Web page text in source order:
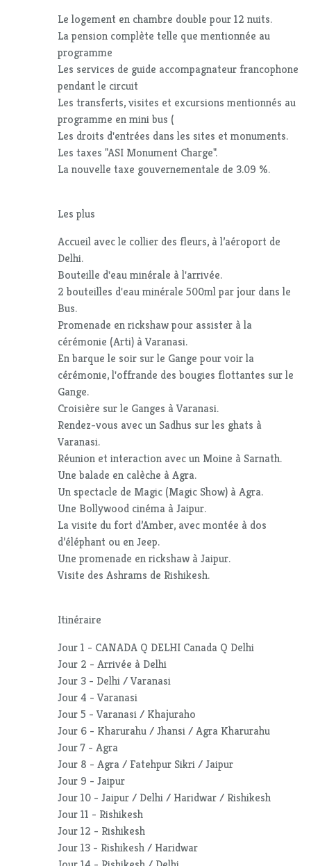
Le logement en chambre double pour 12 nuits.
La pension complète telle que mentionnée au
programme
Les services de guide accompagnateur francophone
pendant le circuit
Les transferts, visites et excursions mentionnés au
programme en mini bus (
Les droits d'entrées dans les sites et monuments.
Les taxes "ASI Monument Charge".
La nouvelle taxe gouvernementale de 3.09 %.
Les plus
Accueil avec le collier des fleurs, à l’aéroport de
Delhi.
Bouteille d'eau minérale à l'arrivée.
2 bouteilles d'eau minérale 500ml par jour dans le
Bus.
Promenade en rickshaw pour assister à la
cérémonie (Arti) à Varanasi.
En barque le soir sur le Gange pour voir la
cérémonie, l'offrande des bougies flottantes sur le
Gange.
Croisière sur le Ganges à Varanasi.
Rendez-vous avec un Sadhus sur les ghats à
Varanasi.
Réunion et interaction avec un Moine à Sarnath.
Une balade en calèche à Agra.
Un spectacle de Magic (Magic Show) à Agra.
Une Bollywood cinéma à Jaipur.
La visite du fort d’Amber, avec montée à dos
d’éléphant ou en Jeep.
Une promenade en rickshaw à Jaipur.
Visite des Ashrams de Rishikesh.
Itinéraire
Jour 1 - CANADA Q DELHI Canada Q Delhi
Jour 2 - Arrivée à Delhi
Jour 3 - Delhi / Varanasi
Jour 4 - Varanasi
Jour 5 - Varanasi / Khajuraho
Jour 6 - Kharurahu / Jhansi / Agra Kharurahu
Jour 7 - Agra
Jour 8 - Agra / Fatehpur Sikri / Jaipur
Jour 9 - Jaipur
Jour 10 - Jaipur / Delhi / Haridwar / Rishikesh
Jour 11 - Rishikesh
Jour 12 - Rishikesh
Jour 13 - Rishikesh / Haridwar